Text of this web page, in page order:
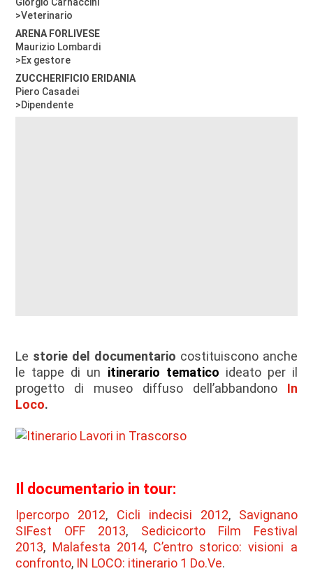
Giorgio Carnaccini
>Veterinario
ARENA FORLIVESE
Maurizio Lombardi
>Ex gestore
ZUCCHERIFICIO ERIDANIA
Piero Casadei
>Dipendente
Le storie del documentario costituiscono anche
le tappe di un itinerario tematico ideato per il
progetto di museo diffuso dell’abbandono In
Loco.
Il documentario in tour:
Ipercorpo 2012, Cicli indecisi 2012, Savignano
SIFest OFF 2013, Sedicicorto Film Festival
2013, Malafesta 2014, C’entro storico: visioni a
confronto, IN LOCO: itinerario 1 Do.Ve.